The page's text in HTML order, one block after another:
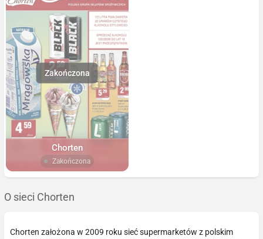
Chorten
Zakończona
O sieci Chorten
Chorten założona w 2009 roku sieć supermarketów z polskim